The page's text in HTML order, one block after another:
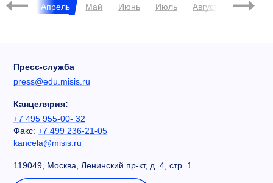
Март Апрель Май Июнь Июль Август Сентябрь
Пресс-служба
press@edu.misis.ru
Канцелярия:
+7 495 955-00- 32
Факс: +7 499 236-21-05
kancela@misis.ru
119049, Москва, Ленинский пр-кт, д. 4, стр. 1